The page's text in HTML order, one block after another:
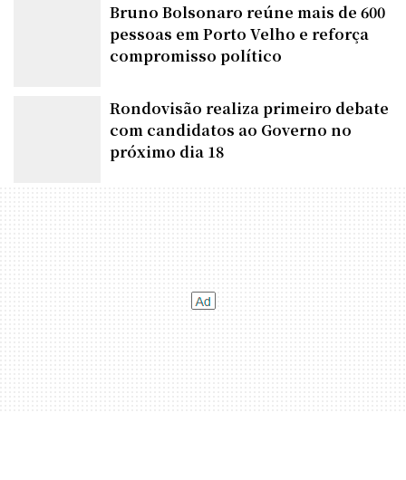
Bruno Bolsonaro reúne mais de 600
pessoas em Porto Velho e reforça
compromisso político
Rondovisão realiza primeiro debate
com candidatos ao Governo no
próximo dia 18